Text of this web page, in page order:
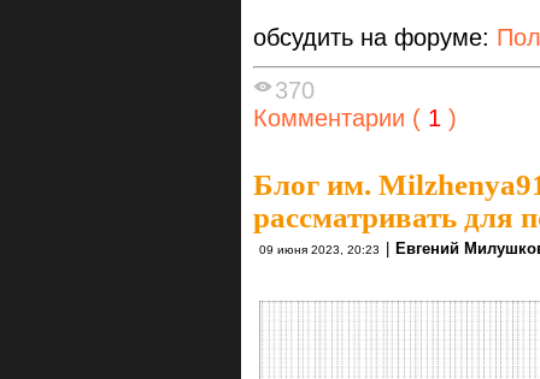
обсудить на форуме:
370
Комментарии ( 1 )
Блог им.
рассматривать для
09 июня 2023, 20:23 Евгений